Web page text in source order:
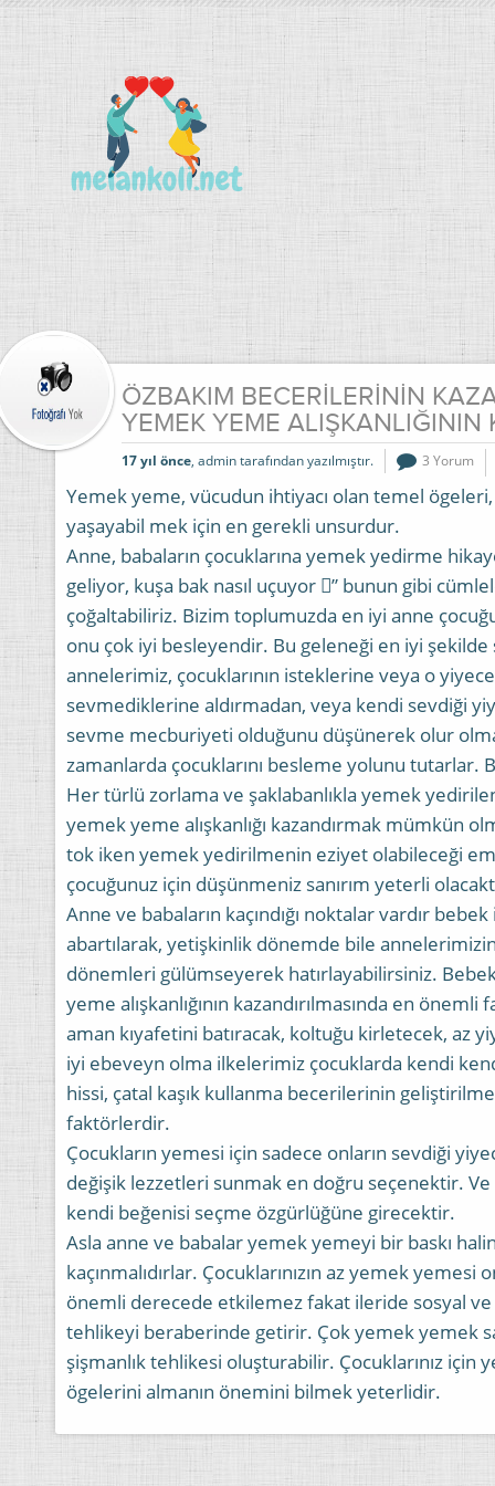
ÖZBAKIM BECERİLERİNİN
YEMEK YEME ALIŞKANLIĞININ
17 yıl önce, admin tarafından yazılmıştır. 3 Yorum
Yemek yeme, vücudun ihtiyacı olan temel
yaşayabil mek için en gerekli unsurdur.
Anne, babaların çocuklarına yemek yedirme
geliyor, kuşa bak nasıl uçuyor ” bunun gibi
çoğaltabiliriz. Bizim toplumuzda en iyi anne
onu çok iyi besleyendir. Bu geleneği en iyi
annelerimiz, çocuklarının isteklerine veya o
sevmediklerine aldırmadan, veya kendi sevdiği
sevme mecburiyeti olduğunu düşünerek olur
zamanlarda çocuklarını besleme yolunu tutarlar.
Her türlü zorlama ve şaklabanlıkla yemek
yemek yeme alışkanlığı kazandırmak mümkün
tok iken yemek yedirilmenin eziyet olabileceği
çocuğunuz için düşünmeniz sanırım yeterli
Anne ve babaların kaçındığı noktalar vardır
abartılarak, yetişkinlik dönemde bile
dönemleri gülümseyerek hatırlayabilirsiniz.
yeme alışkanlığının kazandırılmasında en önemli
aman kıyafetini batıracak, koltuğu kirletecek, az
iyi ebeveyn olma ilkelerimiz çocuklarda kendi
hissi, çatal kaşık kullanma becerilerinin
faktörlerdir.
Çocukların yemesi için sadece onların sevdiği
değişik lezzetleri sunmak en doğru seçenektir.
kendi beğenisi seçme özgürlüğüne girecektir.
Asla anne ve babalar yemek yemeyi bir baskı
kaçınmalıdırlar. Çocuklarınızın az yemek
önemli derecede etkilemez fakat ileride sosyal
tehlikeyi beraberinde getirir. Çok yemek yemek
şişmanlık tehlikesi oluşturabilir. Çocuklarınız için
ögelerini almanın önemini bilmek yeterlidir.